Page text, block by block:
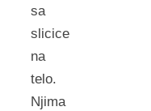
sa
slicice
na
telo.
Njima